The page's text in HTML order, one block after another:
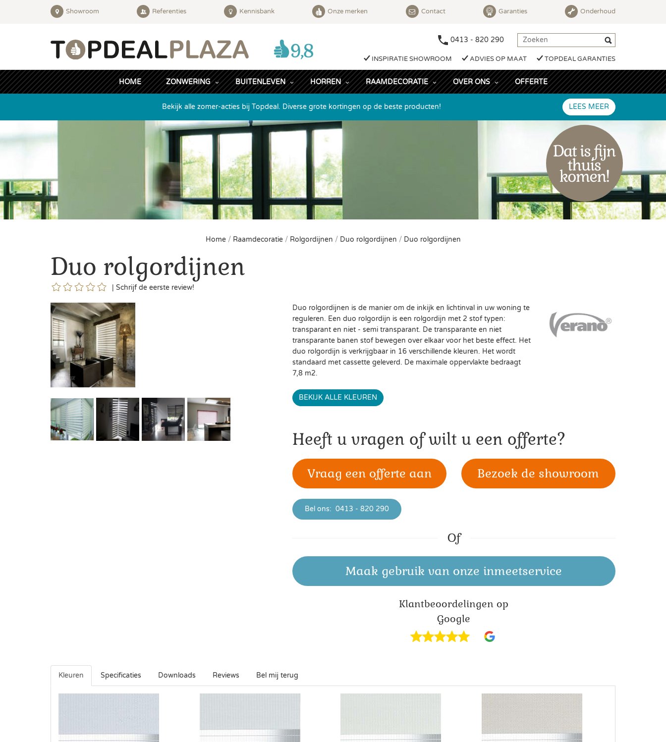
Showroom Referenties Kennisbank Onze merken Contact Garanties Onderhoud
0413 - 820 290
INSPIRATIE SHOWROOM ADVIES OP MAAT TOPDEAL GARANTIES
HOME ZONWERING BUITENLEVEN HORREN RAAMDECORATIE OVER ONS OFFERTE
Bekijk alle zomer-acties bij Topdeal. Diverse grote kortingen op de beste producten! LEES MEER
Home / Raamdecoratie / Rolgordijnen / Duo rolgordijnen / Duo rolgordijnen
Duo rolgordijnen
| Schrijf de eerste review!
Duo rolgordijnen is de manier om de inkijk en lichtinval in uw woning te
reguleren. Een duo rolgordijn is een rolgordijn met 2 stof typen:
transparant en niet - semi transparant. De transparante en niet
transparante banen stof bewegen over elkaar voor het beste effect. Het
duo rolgordijn is verkrijgbaar in 16 verschillende kleuren. Het wordt
standaard met cassette geleverd. De maximale oppervlakte bedraagt
7,8 m2.
BEKIJK ALLE KLEUREN
Heeft u vragen of wilt u een offerte?
Vraag een offerte aan Bezoek de showroom
Bel ons: 0413 - 820 290
Of
Maak gebruik van onze inmeetservice
Klant­beoordelingen op
Google
Kleuren Specificaties Downloads Reviews Bel mij terug